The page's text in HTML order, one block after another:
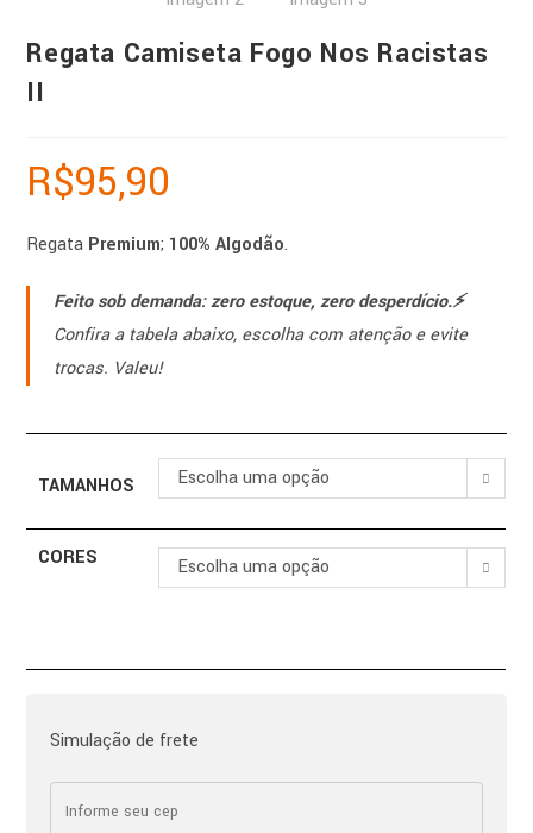
Regata Camiseta Fogo Nos Racistas
II
R$95,90
Regata Premium; 100% Algodão.
Feito sob demanda: zero estoque, zero desperdício.⚡️
Confira a tabela abaixo, escolha com atenção e evite
trocas. Valeu!
TAMANHOS Escolha uma opção
CORES Escolha uma opção
Simulação de frete